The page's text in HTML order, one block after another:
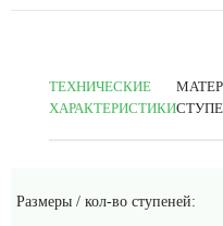
ТЕХНИЧЕСКИЕ
ХАРАКТЕРИСТИКИ
Размеры / кол-во ступеней: